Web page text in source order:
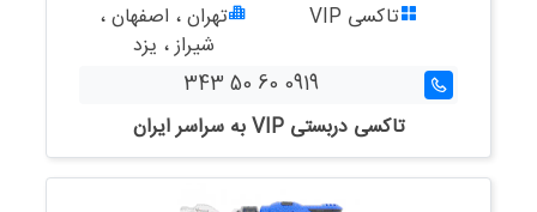
تاکسی VIP
تهران ، اصفهان ،
شیراز ، یزد
0919 60 50 343
تاکسی دربستی VIP به سراسر ایران